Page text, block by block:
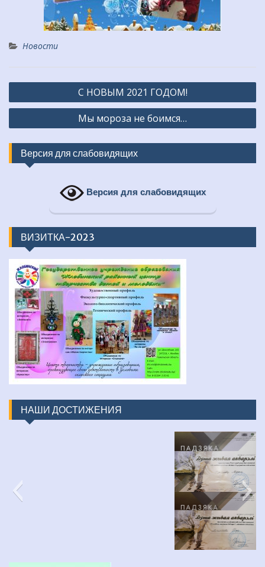
Новости
Навигация
по
С НОВЫМ 2021 ГОДОМ!
Мы мороза не боимся…
Версия для слабовидящих
Версия для слабовидящих
ВИЗИТКА-2023
НАШИ ДОСТИЖЕНИЯ